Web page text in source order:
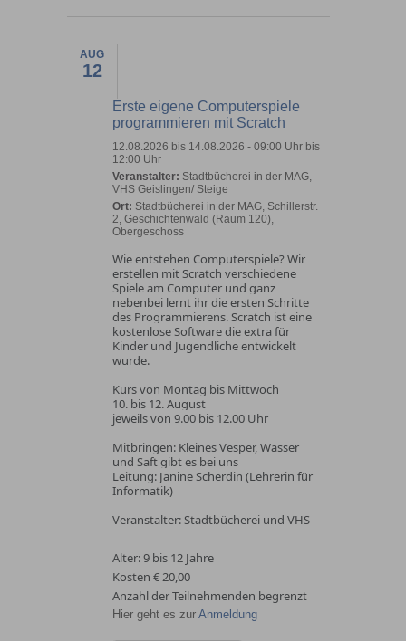
AUG
12
Erste eigene Computerspiele
programmieren mit Scratch
12.08.2026 bis 14.08.2026 - 09:00 Uhr bis
12:00 Uhr
Veranstalter: Stadtbücherei in der MAG,
VHS Geislingen/ Steige
Ort: Stadtbücherei in der MAG, Schillerstr.
2, Geschichtenwald (Raum 120),
Obergeschoss
Wie entstehen Computerspiele? Wir
erstellen mit Scratch verschiedene
Spiele am Computer und ganz
nebenbei lernt ihr die ersten Schritte
des Programmierens. Scratch ist eine
kostenlose Software die extra für
Kinder und Jugendliche entwickelt
wurde.
Kurs von Montag bis Mittwoch
10. bis 12. August
jeweils von 9.00 bis 12.00 Uhr
Mitbringen: Kleines Vesper, Wasser
und Saft gibt es bei uns
Leitung: Janine Scherdin (Lehrerin für
Informatik)
Veranstalter: Stadtbücherei und VHS
Alter: 9 bis 12 Jahre
Kosten € 20,00
Anzahl der Teilnehmenden begrenzt
Hier geht es zur Anmeldung